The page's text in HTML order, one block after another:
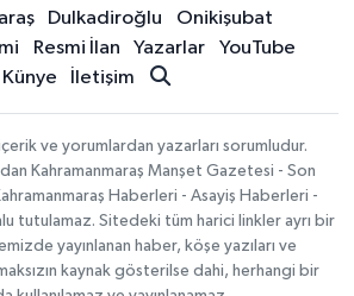
Dulkadiroğlu
Onikişubat
Resmi İlan Yazarlar
YouTube
Künye
İletişim
ve yorumlardan yazarları sorumludur.
Kahramanmaraş Manşet Gazetesi - Son
Haberleri - Asayiş Haberleri -
tutulamaz. Sitedeki tüm harici linkler ayrı bir
yayınlanan haber, köşe yazıları ve
kaynak gösterilse dahi, herhangi bir